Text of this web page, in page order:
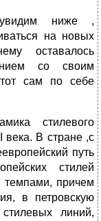
ниже ,
на новых
оставалось
со своим
сам по себе
стилевого
века. В стране ,с
путь
стилей
темпами, причем
в петровскую
линий,